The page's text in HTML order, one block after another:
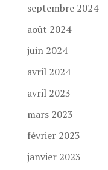
septembre 2024
août 2024
juin 2024
avril 2024
avril 2023
mars 2023
février 2023
janvier 2023